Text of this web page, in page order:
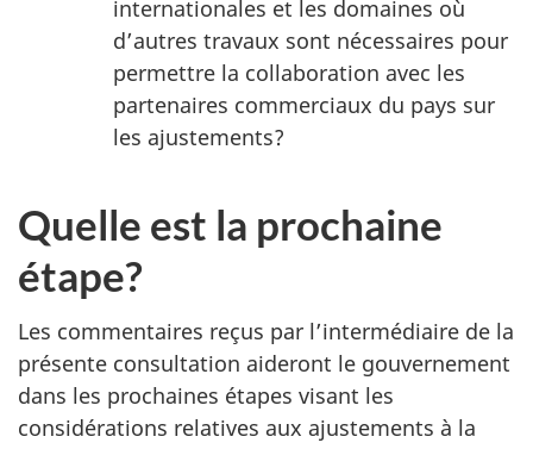
internationales et les domaines où
d’autres travaux sont nécessaires pour
permettre la collaboration avec les
partenaires commerciaux du pays sur
les ajustements?
Quelle est la prochaine
étape?
Les commentaires reçus par l’intermédiaire de la
présente consultation aideront le gouvernement
dans les prochaines étapes visant les
considérations relatives aux ajustements à la